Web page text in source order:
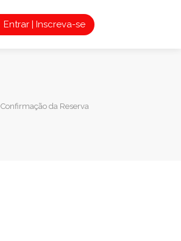
Entrar | Inscreva-se
Confirmação da Reserva